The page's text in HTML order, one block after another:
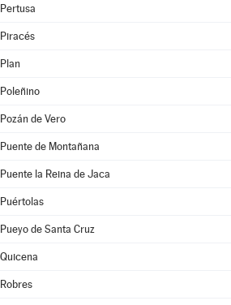
Pertusa
Piracés
Plan
Poleñino
Pozán de Vero
Puente de Montañana
Puente la Reina de Jaca
Puértolas
Pueyo de Santa Cruz
Quicena
Robres